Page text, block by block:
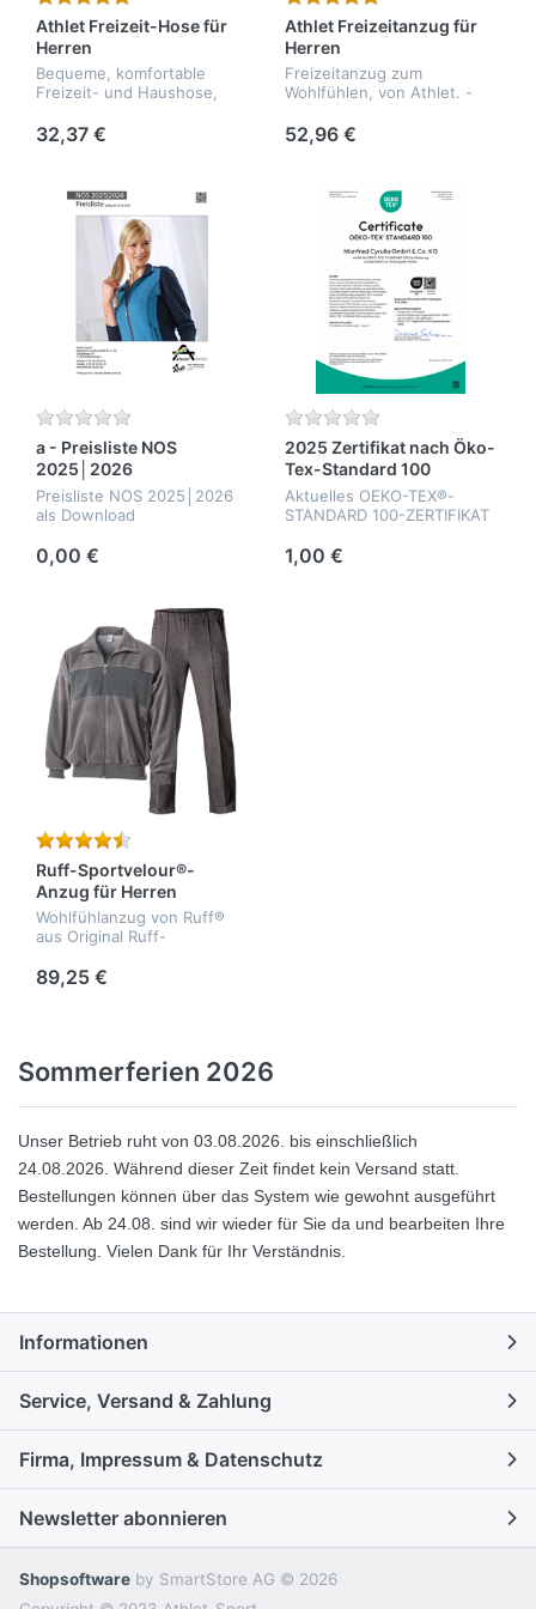
Athlet Freizeit-Hose für
Herren
Bequeme, komfortable
Freizeit- und Haushose,
- formbeständig -
pflegeleicht - Qualität: 70%
32,37 €
Athlet Freizeitanzug für
Herren
Freizeitanzug zum
Wohlfühlen, von Athlet. -
pflegeleicht -
formbeständig - Qualität:
Polyester
52,96 €
a - Preisliste NOS
2025│2026
Preisliste NOS 2025│2026
als Download
0,00 €
2025 Zertifikat nach Öko-
Tex-Standard 100
Aktuelles OEKO-TEX®-
STANDARD 100-ZERTIFIKAT
Co. KG, gültig bis 31.1.2026
zum Download.
1,00 €
Ruff-Sportvelour®-
Anzug für Herren
Wohlfühlanzug von Ruff®
aus Original Ruff-
formbeständig -
athmungsaktiv -
89,25 €
Sommerferien 2026
Unser Betrieb ruht von 03.08.2026 . bis einschließlich
24.08.2026. Während dieser Zeit findet kein Versand statt.
Bestellungen können über das System wie gewohnt ausgeführt
werden. Ab 24.08. sind wir wieder für Sie da und bearbeiten Ihre
Bestellung. Vielen Dank für Ihr Verständnis.
Informationen
Service, Versand & Zahlung
Firma, Impressum & Datenschutz
Newsletter abonnieren
Shopsoftware by SmartStore AG © 2026